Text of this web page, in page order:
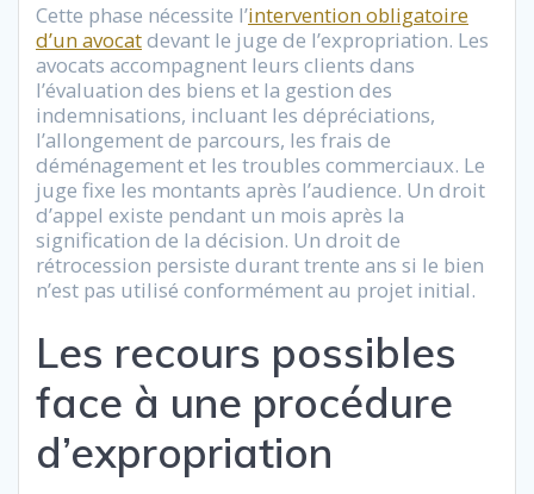
Cette phase nécessite l’intervention obligatoire
d’un avocatdevant le juge de l’expropriation. Les
avocats accompagnent leurs clients dans
l’évaluation des biens et la gestion des
indemnisations, incluant les dépréciations,
l’allongement de parcours, les frais de
déménagement et les troubles commerciaux. Le
juge fixe les montants après l’audience. Un droit
d’appel existe pendant un mois après la
signification de la décision. Un droit de
rétrocession persiste durant trente ans si le bien
n’est pas utilisé conformément au projet initial.
Les recours possibles
face à une procédure
d’expropriation